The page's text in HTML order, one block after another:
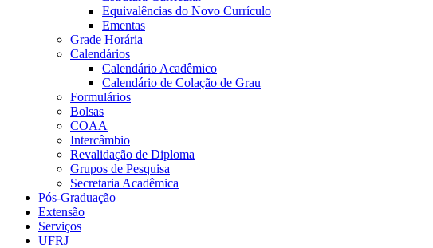
Equivalências do Novo Currículo
Ementas
Grade Horária
Calendários
Calendário Acadêmico
Calendário de Colação de Grau
Formulários
Bolsas
COAA
Intercâmbio
Revalidação de Diploma
Grupos de Pesquisa
Secretaria Acadêmica
Pós-Graduação
Extensão
Serviços
UFRJ